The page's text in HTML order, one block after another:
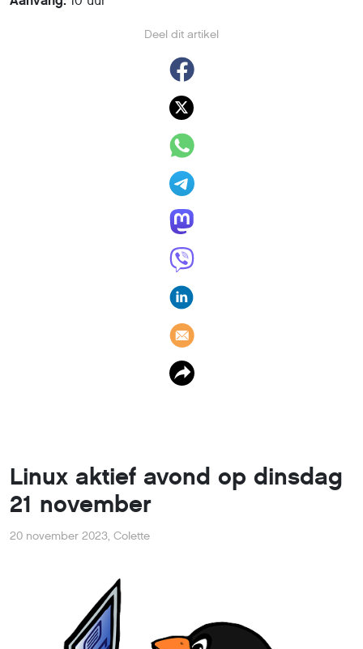
Deel dit artikel
Linux aktief avond op dinsdag
21 november
20 november 2023, Colette